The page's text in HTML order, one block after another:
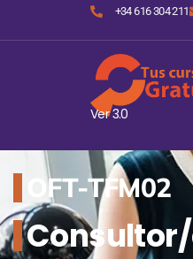
+34 616 304 211
Ver 3.0
OFT-TFM02